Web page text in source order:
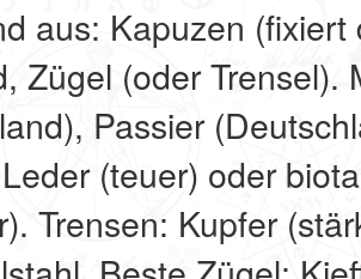
aus: Kapuzen
Zügel (oder Trensel).
Passier
(teuer) oder
Trensen: Kupfer